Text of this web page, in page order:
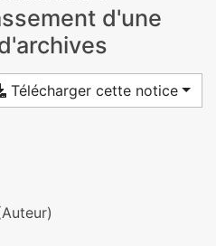
d'une
Télécharger cette notice